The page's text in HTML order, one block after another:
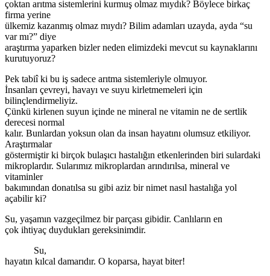
çoktan arıtma sistemlerini kurmuş olmaz mıydık? Böylece birkaç
firma yerine
ülkemiz kazanmış olmaz mıydı? Bilim adamları uzayda, ayda “su
var mı?” diye
araştırma yaparken bizler neden elimizdeki mevcut su kaynaklarını
kurutuyoruz?
Pek tabiî ki bu iş sadece arıtma sistemleriyle olmuyor.
İnsanları çevreyi, havayı ve suyu kirletmemeleri için
bilinçlendirmeliyiz.
Çünkü kirlenen suyun içinde ne mineral ne vitamin ne de sertlik
derecesi normal
kalır. Bunlardan yoksun olan da insan hayatını olumsuz etkiliyor.
Araştırmalar
göstermiştir ki birçok bulaşıcı hastalığın etkenlerinden biri sulardaki
mikroplardır. Sularımız mikroplardan arındırılsa, mineral ve
vitaminler
bakımından donatılsa su gibi aziz bir nimet nasıl hastalığa yol
açabilir ki?
Su, yaşamın vazgeçilmez bir parçası gibidir. Canlıların en
çok ihtiyaç duydukları gereksinimdir.
Su,
hayatın kılcal damarıdır. O koparsa, hayat biter!